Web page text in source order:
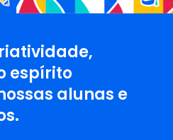
espírito
alunas e